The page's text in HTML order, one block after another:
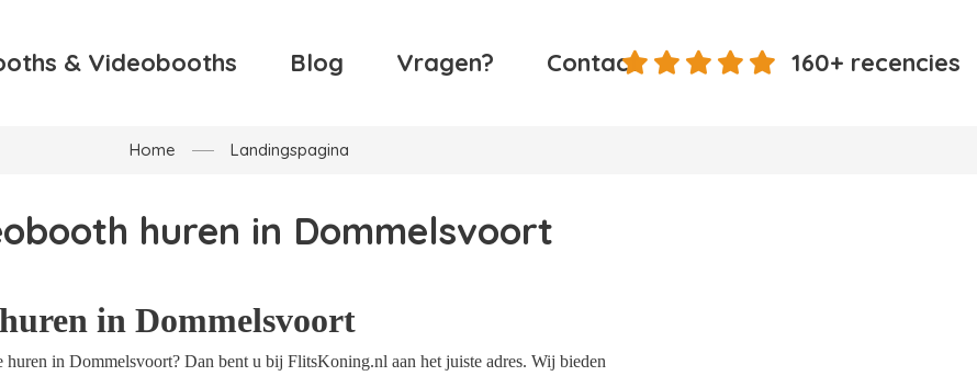
& Videobooths Blog Vragen? Contact 160+ recencies
Home Landingspagina
huren in Dommelsvoort
in Dommelsvoort
huren in Dommelsvoort? Dan bent u bij FlitsKoning.nl aan het juiste adres. Wij bieden